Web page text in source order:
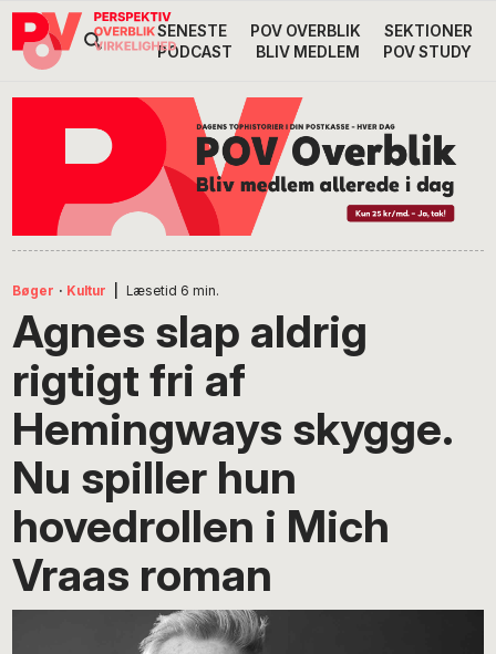
Gå
direkte
Skip
indhold
Gå
direkte
Header
SENESTE POV OVERBLIK
SEKTIONER
PODCAST
BLIV MEDLEM POV STUDY
Bøger · Kultur Læsetid 6 min.
Agnes slap aldrig
rigtigt fri af
Hemingways skygge.
Nu spiller hun
hovedrollen i Mich
Vraas roman